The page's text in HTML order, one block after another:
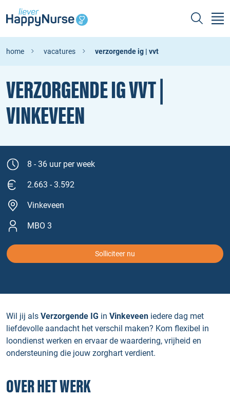
home vacatures verzorgende ig | vvt
VERZORGENDE IG VVT |
VINKEVEEN
8 - 36 uur per week
2.663 - 3.592
Vinkeveen
MBO 3
Solliciteer nu
Wil jij als Verzorgende IG in Vinkeveen iedere dag met
liefdevolle aandacht het verschil maken? Kom flexibel in
loondienst werken en ervaar de waardering, vrijheid en
ondersteuning die jouw zorghart verdient.
OVER HET WERK